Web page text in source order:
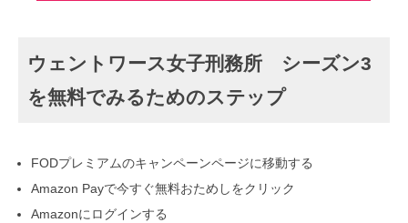
ウェントワース女子刑務所 シーズン3
を無料でみるためのステップ
FODプレミアムのキャンペーンページに移動する
Amazon Payで今すぐ無料おためしをクリック
Amazonにログインする